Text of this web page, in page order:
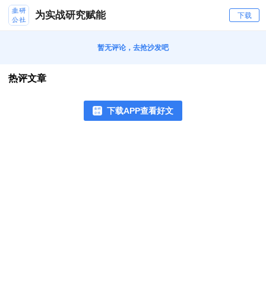
为实战研究赋能 下载
暂无评论，去抢沙发吧
热评文章
下载APP查看好文